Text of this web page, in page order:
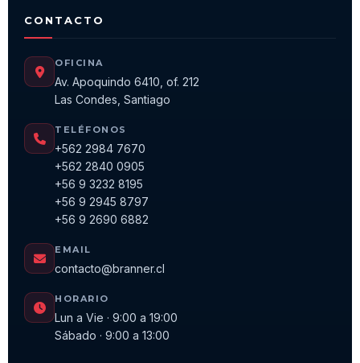
CONTACTO
OFICINA
Av. Apoquindo 6410, of. 212
Las Condes, Santiago
TELÉFONOS
+562 2984 7670
+562 2840 0905
+56 9 3232 8195
+56 9 2945 8797
+56 9 2690 6882
EMAIL
contacto@branner.cl
HORARIO
Lun a Vie · 9:00 a 19:00
Sábado · 9:00 a 13:00